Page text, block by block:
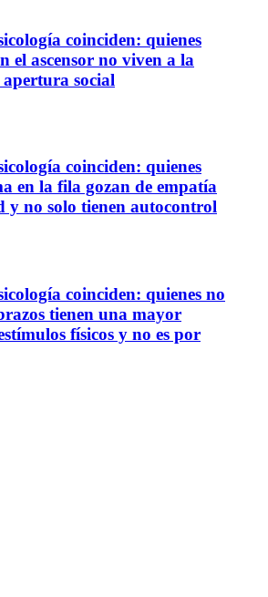
coinciden: quienes
el ascensor no viven a la
social
coinciden: quienes
en la fila gozan de empatía
y no solo tienen autocontrol
coinciden: quienes no
tienen una mayor
físicos y no es por